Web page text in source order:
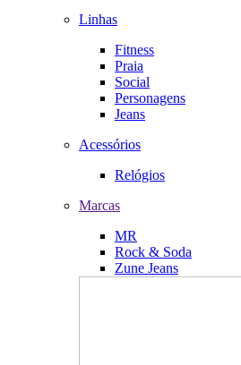
Linhas
Fitness
Praia
Social
Personagens
Jeans
Acessórios
Relógios
Marcas
MR
Rock & Soda
Zune Jeans